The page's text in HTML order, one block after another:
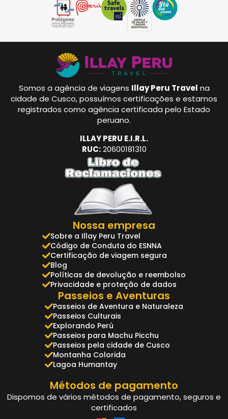
Somos a agência de viagens Illay Peru Travel na
cidade de Cusco, possuímos certificações e estamos
registrados como agência certificada pelo Estado
peruano.
ILLAY PERU E.I.R.L.
RUC:20600181310
Nossa empresa
Sobre a Illay Peru Travel
Código de Conduta do ESNNA
Certificação de viagem segura
Blog
Políticas de devolução e reembolso
Privacidade e proteção de dados
Passeios e Aventuras
Passeios de Aventura e Naturaleza
Passeios Culturais
Explorando Perú
Passeios para Machu Picchu
Passeios pela cidade de Cusco
Montanha Colorida
Lagoa Humantay
Métodos de pagamento
Dispomos de vários métodos de pagamento, seguros e
certificados